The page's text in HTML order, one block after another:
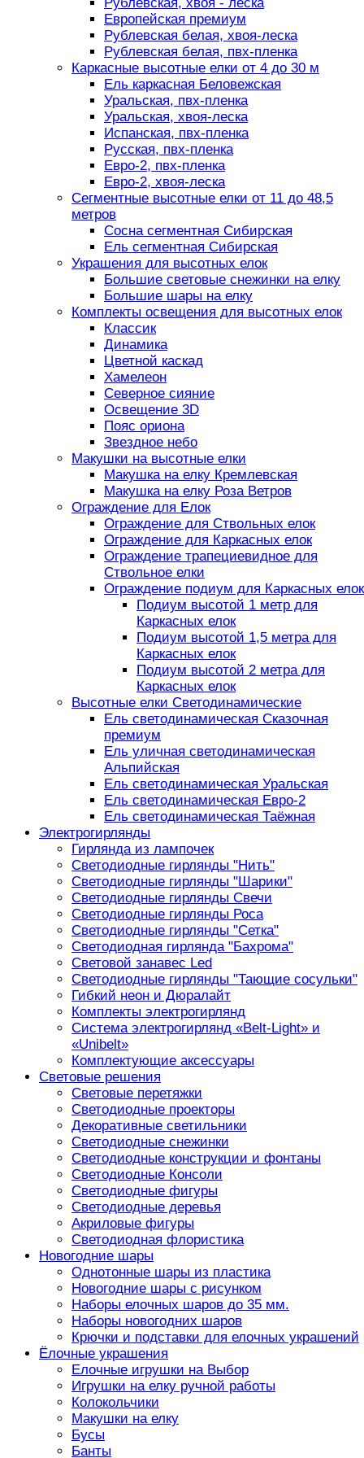
Европейская премиум
Рублевская белая, хвоя-леска
Рублевская белая, пвх-пленка
Каркасные высотные елки от 4 до 30 м
Ель каркасная Беловежская
Уральская, пвх-пленка
Уральская, хвоя-леска
Испанская, пвх-пленка
Русская, пвх-пленка
Евро-2, пвх-пленка
Евро-2, хвоя-леска
Сегментные высотные елки от 11 до 48,5
метров
Сосна сегментная Сибирская
Ель сегментная Сибирская
Украшения для высотных елок
Большие световые снежинки на елку
Большие шары на елку
Комплекты освещения для высотных елок
Классик
Динамика
Цветной каскад
Хамелеон
Северное сияние
Освещение 3D
Пояс ориона
Звездное небо
Макушки на высотные елки
Макушка на елку Кремлевская
Макушка на елку Роза Ветров
Ограждение для Елок
Ограждение для Ствольных елок
Ограждение для Каркасных елок
Ограждение трапециевидное для
Ствольное елки
Ограждение подиум для Каркасных елок
Подиум высотой 1 метр для
Каркасных елок
Подиум высотой 1,5 метра для
Каркасных елок
Подиум высотой 2 метра для
Каркасных елок
Высотные елки Светодинамические
Ель светодинамическая Сказочная
премиум
Ель уличная светодинамическая
Альпийская
Ель светодинамическая Уральская
Ель светодинамическая Евро-2
Ель светодинамическая Таёжная
Электрогирлянды
Гирлянда из лампочек
Светодиодные гирлянды "Нить"
Светодиодные гирлянды "Шарики"
Светодиодные гирлянды Свечи
Светодиодные гирлянды Роса
Светодиодные гирлянды "Сетка"
Светодиодная гирлянда "Бахрома"
Световой занавес Led
Светодиодные гирлянды "Тающие сосульки"
Гибкий неон и Дюралайт
Комплекты электрогирлянд
Система электрогирлянд «Belt-Light» и
«Unibelt»
Комплектующие аксессуары
Световые решения
Световые перетяжки
Светодиодные проекторы
Декоративные светильники
Светодиодные снежинки
Светодиодные конструкции и фонтаны
Светодиодные Консоли
Светодиодные фигуры
Светодиодные деревья
Акриловые фигуры
Светодиодная флористика
Новогодние шары
Однотонные шары из пластика
Новогодние шары с рисунком
Наборы елочных шаров до 35 мм.
Наборы новогодних шаров
Крючки и подставки для елочных украшений
Ёлочные украшения
Елочные игрушки на Выбор
Игрушки на елку ручной работы
Колокольчики
Макушки на елку
Бусы
Банты